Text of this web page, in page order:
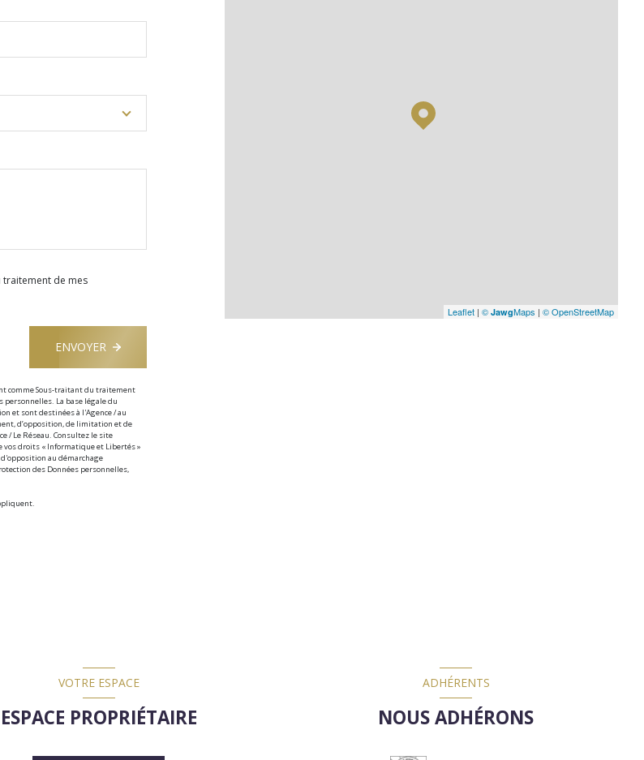
traitement de mes
ENVOYER
comme Sous-traitant du traitement
personnelles. La base légale du
et sont destinées à l'Agence / au
d’opposition, de limitation et de
/ Le Réseau. Consultez le site
vos droits « Informatique et Libertés »
au démarchage
des Données personnelles,
Leaflet| © JawgMaps | © OpenStreetMap
VOTRE ESPACE
ESPACE PROPRIÉTAIRE
ADHÉRENTS
NOUS ADHÉRONS